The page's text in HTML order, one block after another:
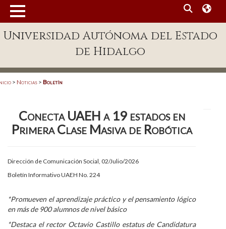
Enlaces
Patronato
Publicaciones en línea
Acreditación Internacional
Alumnado
Universidad Autónoma del Estado
de Hidalgo
> Noticias > Boletín
Conecta UAEH a 19 estados en
Primera Clase Masiva de Robótica
Dirección de Comunicación Social, 02/Julio/2026
Boletín Informativo UAEH No. 224
*Promueven el aprendizaje práctico y el pensamiento lógico
en más de 900 alumnos de nivel básico
*​Destaca el rector Octavio Castillo estatus de Candidatura